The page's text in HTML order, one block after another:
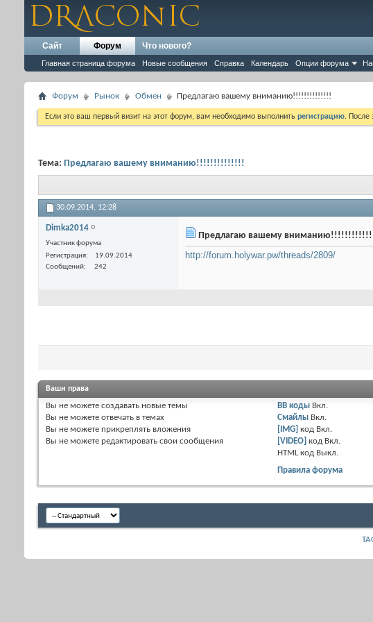
Сайт Форум
Главная страница форума Новые сообщения Справка Календарь Опции форума
Что нового?
Форум Рынок Обмен Предлагаю вашему вниманию!!!!!!!!!!!!!!
Если это ваш первый визит на этот форум, вам необходимо выполнить регистрацию. После
Тема: Предлагаю вашему вниманию!!!!!!!!!!!!!!
30.09.2014, 12:28
Dimka2014
Участник форума
Регистрация
19.09.2014
Сообщений
242
Предлагаю вашему
http://forum.holywar.pw/threads/2809/
Ваши права
Вы не можете создавать новые темы
Вы не можете отвечать в темах
Вы не можете прикреплять вложения
Вы не можете редактировать свои сообщения
BB коды Вкл.
Смайлы Вкл.
[IMG] код Вкл.
[VIDEO] код Вкл.
HTML код Выкл.
Правила форума